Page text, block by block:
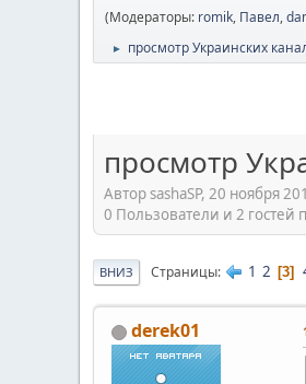
(Модераторы: romik, Павел,
► просмотр Украинских
просмотр
Автор sashaSP, 20 ноября
0 Пользователи и 2 гостей
ВНИЗ Страницы 1 2 3
derek01